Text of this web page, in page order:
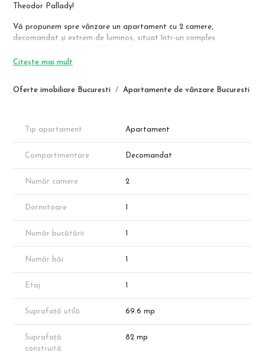
Oferte imobiliare Bucuresti Apartamente de vânzare Bucuresti
Theodor Pallady!
Vă propunem spre vânzare un apartament cu 2 camere,
decomandat și extrem de luminos, situat într-un complex
până la stația Nicolae Teclu.
Zonă Facilități: Proximitate directă față de centre comerciale,
Specificații Tehnice & Compartimentare:
Predare la Cheie: Apartamentul se livrează complet finisat, cu
finisaje la alegere pentru a-ți personaliza locuința.
optim și eficiență energetică.
Dormitor (12.38 mp) și Hol (5.35 mp).
Spații Exterioare: 2 Balcoane generoase de 10.56 mp și 6.53 mp.
Baie Utilată: Baie de 4.94 mp, predată complet echipată.
94.000 Euro + TVA (pentru avans de 50%)
Avantajele Complexului:
0% Comision: Achiziție directă de la dezvoltator.
Siguranță: Ansamblu cu acces privat, barieră și sistem de
Citește mai mult
Tip apartament Apartament
Compartimentare Decomandat
Număr camere 2
Dormitoare 1
Număr bucătării 1
Număr băi 1
Etaj 1
Suprafață utilă 69.6 mp
Suprafață
construită
82 mp